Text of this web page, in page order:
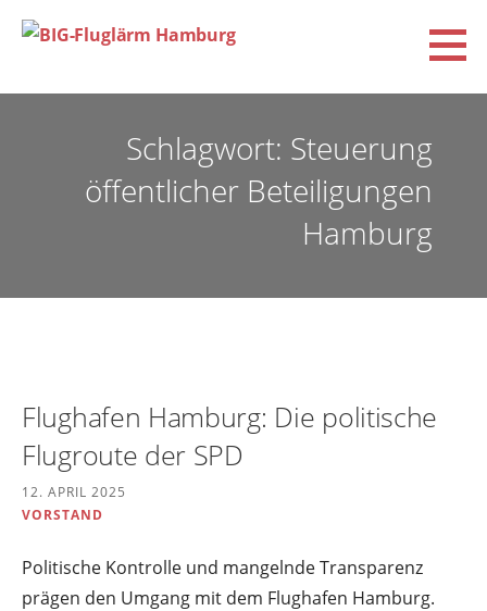
Zum
Inhalt
BIG-Fluglärm Hamburg
Schlagwort: Steuerung
öffentlicher Beteiligungen
Hamburg
Flughafen Hamburg: Die politische
Flugroute der SPD
12. APRIL 2025
VORSTAND
Politische Kontrolle und mangelnde Transparenz
prägen den Umgang mit dem Flughafen Hamburg.